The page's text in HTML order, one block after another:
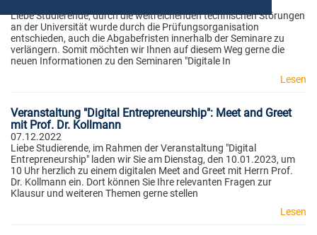
Liebe Studierende, durch die weitreichenden technischen Störungen
an der Universität wurde durch die Prüfungsorganisation
entschieden, auch die Abgabefristen innerhalb der Seminare zu
verlängern. Somit möchten wir Ihnen auf diesem Weg gerne die
neuen Informationen zu den Seminaren "Digitale In
Lesen
Veranstaltung "Digital Entrepreneurship": Meet and Greet
mit Prof. Dr. Kollmann
07.12.2022
Liebe Studierende, im Rahmen der Veranstaltung "Digital
Entrepreneurship" laden wir Sie am Dienstag, den 10.01.2023, um
10 Uhr herzlich zu einem digitalen Meet and Greet mit Herrn Prof.
Dr. Kollmann ein. Dort können Sie Ihre relevanten Fragen zur
Klausur und weiteren Themen gerne stellen
Lesen